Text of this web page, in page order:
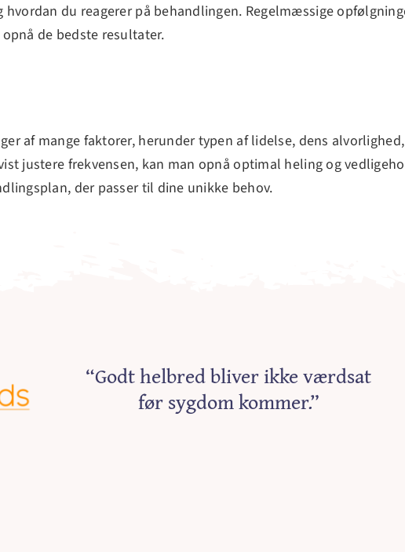
du reagerer på behandlingen. Regelmæssige
de bedste resultater.
af mange faktorer, herunder typen af lidelse, dens
justere frekvensen, kan man opnå optimal heling og
der passer til dine unikke behov.
“Godt helbred bliver ikke værdsat
før sygdom kommer.”